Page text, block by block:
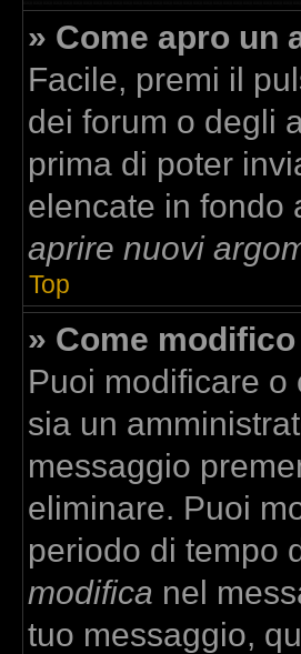
» Come apro un
Facile, premi il
dei forum o degli
prima di poter
elencate in fondo
aprire nuovi
Top
» Come
Puoi modificare
sia un
messaggio
eliminare. Puoi
periodo di tempo
modifica nel
tuo messaggio,